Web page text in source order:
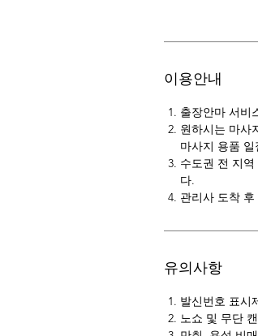
이용안내
출장안마 서비
원하시는 마사
마사지 용품
수도권 전 지
다.
관리사 도착
유의사항
발신번호 표시
노쇼 및 무단